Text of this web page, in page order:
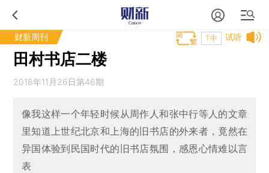
财新周刊 试听
T中
田村书店二楼
2018年11月26日第46期
像我这样一个年轻时候从周作人和张中行等人的文章
里知道上世纪北京和上海的旧书店的外来者，竟然在
异国体验到民国时代的旧书店氛围，感恩心情难以言
表